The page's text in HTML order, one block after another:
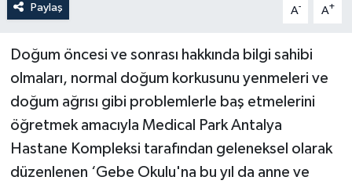
Paylaş A- A+
Doğum öncesi ve sonrası hakkında bilgi sahibi
olmaları, normal doğum korkusunu yenmeleri ve
doğum ağrısı gibi problemlerle baş etmelerini
öğretmek amacıyla Medical Park Antalya
Hastane Kompleksi tarafından geleneksel olarak
düzenlenen ‘Gebe Okulu'na bu yıl da anne ve
Siyaset
Sosyal medya
Spor